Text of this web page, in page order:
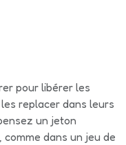
pour libérer les
replacer dans leurs
un jeton
dans un jeu de